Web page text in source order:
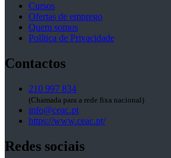
Cursos
Ofertas de emprego
Quem somos
Política de Privacidade
Contactos
210 997 834
(Chamada para a rede fixa nacional)
info@ceac.pt
https://www.ceac.pt/
Redes sociais